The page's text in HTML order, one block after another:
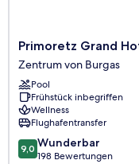
Primoretz
Grand
Hotel
&
SPA
Zentrum
von
Burgas
Primoretz Grand
Zentrum von Burgas
Pool
Frühstück inbegriffen
Wellness
Flughafentransfer
9.0
von
9,0 Wunderbar
198 Bewertungen